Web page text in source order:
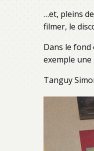
…et, pleins
filmer, le
Dans le
exemple
Tanguy